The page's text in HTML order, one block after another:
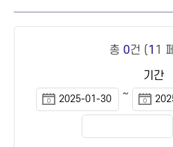
총 0건 ( 1 1
기간
~